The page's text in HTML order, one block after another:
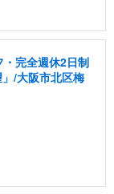
・完全週休2日制
/大阪市北区梅